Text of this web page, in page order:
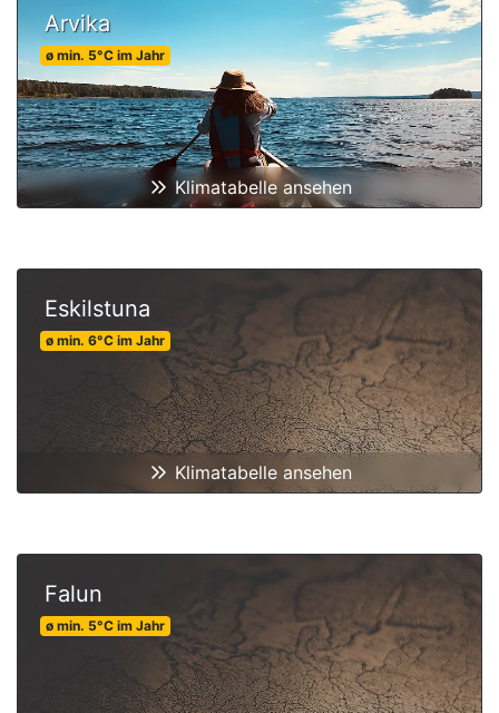
Arvika
ø min. 5°C im Jahr
Klimatabelle ansehen
Eskilstuna
ø min. 6°C im Jahr
Klimatabelle ansehen
Falun
ø min. 5°C im Jahr